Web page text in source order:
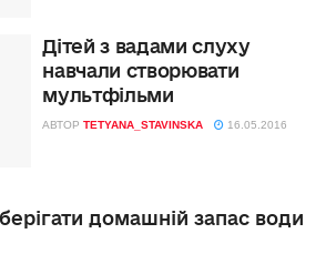
Дітей з вадами слуху
навчали створювати
мультфільми
АВТОР TETYANA_STAVINSKA 16.05.2016
домашній запас води